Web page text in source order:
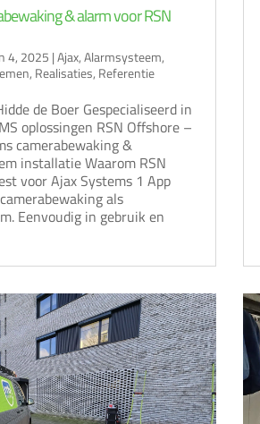
& alarm voor RSN
4, 2025 |Ajax,Alarmsysteem,
, Realisaties, Referentie
de Boer Gespecialiseerd in
oplossingen RSN Offshore –
camerabewaking &
installatie Waarom RSN
voor Ajax Systems 1 App
als
Eenvoudig in gebruik en